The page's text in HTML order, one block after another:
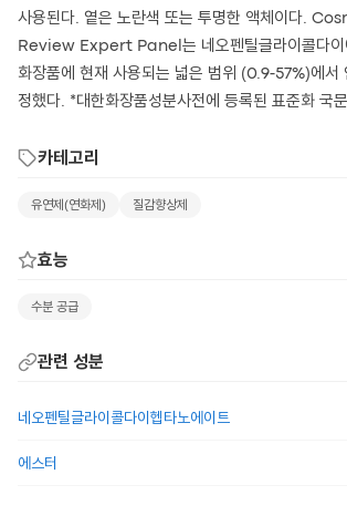
사용된다. 옅은 노란색 또는 투명한 액체이다.
Review Expert Panel는 네오펜틸글라이콜다이
화장품에 현재 사용되는 넓은 범위 (0.9-57%)에서
정했다. *대한화장품성분사전에 등록된 표준화 국
카테고리
유연제(연화제) 질감향상제
효능
수분 공급
관련 성분
네오펜틸글라이콜다이헵타노에이트
에스터